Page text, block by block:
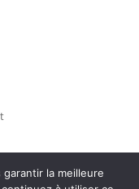
la meilleure